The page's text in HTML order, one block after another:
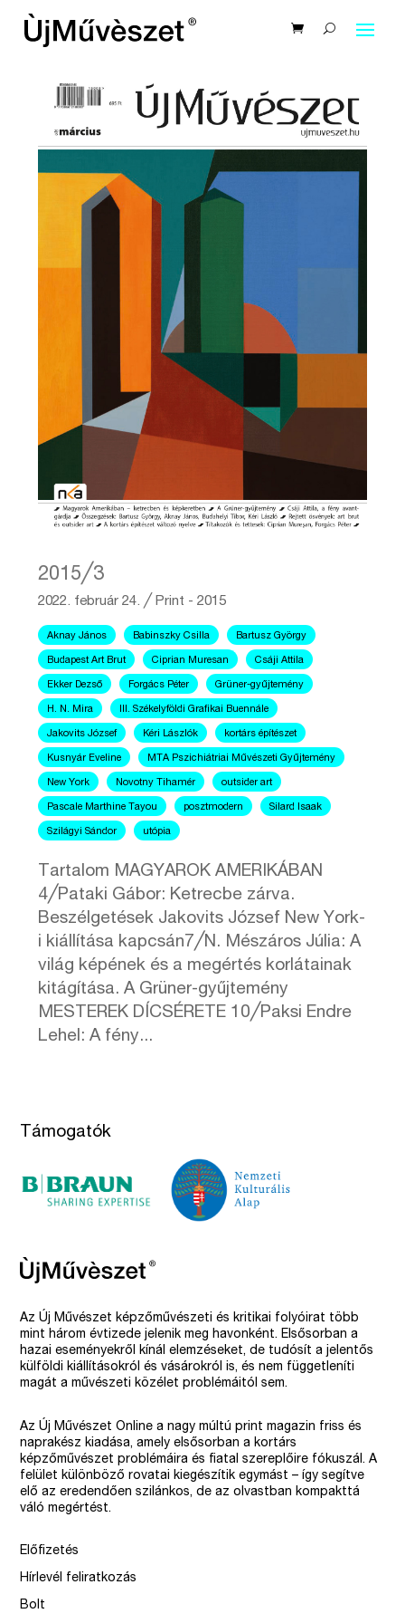
2015╱3
2022. február 24. ╱ Print - 2015
Aknay János Babinszky Csilla Bartusz György
Budapest Art Brut Ciprian Muresan Csáji Attila
Ekker Dezső Forgács Péter Grüner-gyűjtemény
H. N. Mira III. Székelyföldi Grafikai Buennále
Jakovits József Kéri Lászlók kortárs építészet
Kusnyár Eveline MTA Pszichiátriai Művészeti Gyűjtemény
New York Novotny Tihamér outsider art
Pascale Marthine Tayou posztmodern Silard Isaak
Szilágyi Sándor utópia
Tartalom MAGYAROK AMERIKÁBAN
4╱Pataki Gábor: Ketrecbe zárva.
Beszélgetések Jakovits József New York-
i kiállítása kapcsán7╱N. Mészáros Júlia: A
világ képének és a megértés korlátainak
kitágítása. A Grüner-gyűjtemény
MESTEREK DÍCSÉRETE 10╱Paksi Endre
Lehel: A fény...
Támogatók
Az Új Művészet képzőművészeti és kritikai folyóirat több
mint három évtizede jelenik meg havonként. Elsősorban a
hazai eseményekről kínál elemzéseket, de tudósít a jelentős
külföldi kiállításokról és vásárokról is, és nem függetleníti
magát a művészeti közélet problémáitól sem.
Az Új Művészet Online a nagy múltú print magazin friss és
naprakész kiadása, amely elsősorban a kortárs
képzőművészet problémáira és fiatal szereplőire fókuszál. A
felület különböző rovatai kiegészítik egymást – így segítve
elő az eredendően szilánkos, de az olvastban kompakttá
váló megértést.
Előfizetés
Hírlevél feliratkozás
Bolt